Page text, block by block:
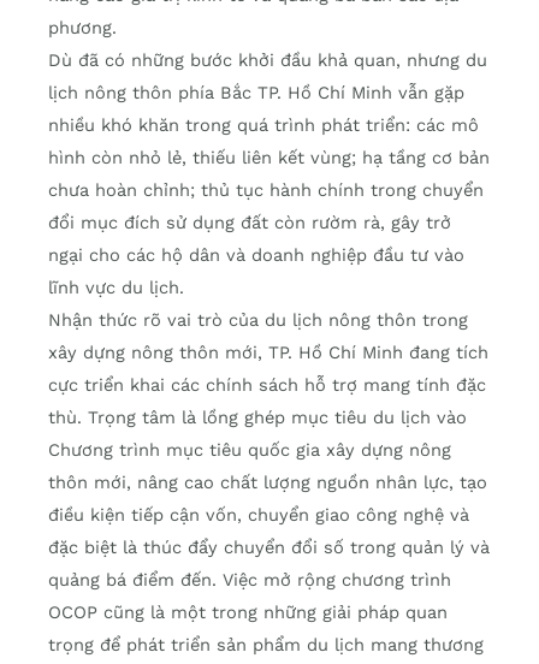
phương.
Dù đã có những bước khởi đầu khả quan, nhưng du
lịch nông thôn phía Bắc TP. Hồ Chí Minh vẫn gặp
nhiều khó khăn trong quá trình phát triển: các mô
hình còn nhỏ lẻ, thiếu liên kết vùng; hạ tầng cơ bản
chưa hoàn chỉnh; thủ tục hành chính trong chuyển
đổi mục đích sử dụng đất còn rườm rà, gây trở
ngại cho các hộ dân và doanh nghiệp đầu tư vào
lĩnh vực du lịch.
Nhận thức rõ vai trò của du lịch nông thôn trong
xây dựng nông thôn mới, TP. Hồ Chí Minh đang tích
cực triển khai các chính sách hỗ trợ mang tính đặc
thù. Trọng tâm là lồng ghép mục tiêu du lịch vào
Chương trình mục tiêu quốc gia xây dựng nông
thôn mới, nâng cao chất lượng nguồn nhân lực, tạo
điều kiện tiếp cận vốn, chuyển giao công nghệ và
đặc biệt là thúc đẩy chuyển đổi số trong quản lý và
quảng bá điểm đến. Việc mở rộng chương trình
OCOP cũng là một trong những giải pháp quan
trọng để phát triển sản phẩm du lịch mang thương